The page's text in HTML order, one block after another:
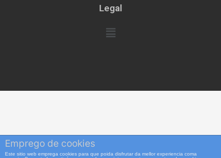
Legal
Menú
Emprego de cookies
Este sitio web emprega cookies para que poida disfrutar da mellor experiencia coma